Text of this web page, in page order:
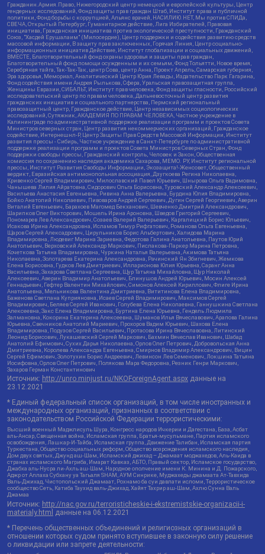
Гражданин.Армия.Право, Нижегородский центр немецкой и европейской культуры, Центр
гендерных исследований, Фонд защиты прав граждан Штаб, Институт права и публичной
политики, Фонд борьбы с коррупцией, Альянс врачей, НАСИЛИЮ.НЕТ, Мы против СПИДа,
СВЕЧА, Открытый Петербург, Гуманитарное действие, Лига Избирателей, Правовая
инициатива, Гражданская инициатива против экологической преступности, Гражданский
Союз, "Хасдей Ерушалаим" (Милосердие), Центр поддержки и содействия развитию средств
массовой информации, В защиту прав заключенных, Горячая Линия, Центр социально-
информационных инициатив Действие, Институт глобализации и социальных движений,
ВМЕСТЕ, Благотворительный фонд охраны здоровья и защиты прав граждан,
Благотворительный фонд помощи осужденным и их семьям, Фонд Тольятти, Новое время,
Серебряная тайга, Так-Так-Так, центр Сова, центр Анна, Проект Апрель, Самарская губерния,
Эра здоровья, Мемориал, Аналитический Центр Юрия Левады, Издательство Парк Гагарина,
Фонд содействия имени Андрея Рылькова, Сфера, Уральская правозащитная группа,
Женщины Евразии, СИБАЛЬТ, Институт прав человека, Фонд защиты гласности, Российский
исследовательский центр по правам человека, Дальневосточный центр развития
гражданских инициатив и социального партнерства, Пермский региональный
правозащитный центр, Гражданское действие, Центр независимых социологических
исследований, Сутяжник, АКАДЕМИЯ ПО ПРАВАМ ЧЕЛОВЕКА, Частное учреждение в
Калининграде по административной поддержке реализации программ и проектов Совета
Министров северных стран, Центр развития некоммерческих организаций, Гражданское
содействие, Интернешнл-Р, Центр Защиты Прав Средств Массовой Информации, Институт
развития прессы - Сибирь, Частное учреждение в Санкт-Петербурге по административной
поддержке реализации программ и проектов Совета Министров Северных Стран, Фонд
поддержки свободы прессы, Гражданский контроль, Человек и Закон, Общественная
комиссия по сохранению наследия академика Сахарова, МЕМО. РУ, Институт региональной
прессы, Институт Развития Свободы Информации, Экозащита!-Женсовет, Общественный
вердикт, Евразийская антимонопольная ассоциация, Дзугкоева Регина Николаевна,
Кривенко Сергей Владимирович, Милославский Павел Юрьевич, Шнырова Ольга Вадимовна,
Чанышева Лилия Айратовна, Сидорович Ольга Борисовна, Туровский Александр Алексеевич,
Васильева Анастасия Евгеньевна, Ривина Анна Валерьевна, Бурдина Юлия Владимировна,
Бойко Анатолий Николаевич, Пивоваров Андрей Сергеевич, Дугин Сергей Георгиевич, Аверин
Виталий Евгеньевич, Барахоев Магомед Бекханович, Шевченко Дмитрий Александрович,
Шарипков Олег Викторович, Мошель Ирина Ароновна, Шведов Григорий Сергеевич,
Пономарев Лев Александрович, Созаев Валерий Валерьевич, Каргалицкий Борис Юльевич,
Исакова Ирина Александровна, Исламов Тимур Рифгатович, Романова Ольга Евгеньевна,
Щаров Сергей Алексадрович, Цирульников Борис Альбертович, Халидова Марина
Владимировна, Людевиг Марина Зариевна, Федотова Галина Анатольевна, Паутов Юрий
Анатольевич, Верховский Александр Маркович, Пислакова-Паркер Марина Петровна,
Кочеткова Татьяна Владимировна, Чуркина Наталья Валерьевна, Акимова Татьяна
Николаевна, Золотарева Екатерина Александровна, Рачинский Ян Збигневич, Жемкова
Елена Борисовна, Гудков Лев Дмитриевич, Илларионова Юлия Юрьевна, Саранг Анна
Васильевна, Захарова Светлана Сергеевна, Щур Татьяна Михайловна, Щур Николай
Алексеевич, Аверин Владимир Анатольевич, Блинушов Андрей Юрьевич, Мосин Алексей
Геннадьевич, Гефтер Валентин Михайлович, Симонов Алексей Кириллович, Флиге Ирина
Анатольевна, Мельникова Валентина Дмитриевна, Вититинова Елена Владимировна,
Баженова Светлана Куприяновна, Исаев Сергей Владимирович, Максимов Сергей
Владимирович, Беляев Сергей Иванович, Голубева Елена Николаевна, Ганнушкина Светлана
Алексеевна, Закс Елена Владимировна, Буртина Елена Юрьевна, Гендель Людмила
Залмановна, Кокорина Екатерина Алексеевна, Шуманов Илья Вячеславович, Арапова Галина
Юрьевна, Свечников Анатолий Мариевич, Прохоров Вадим Юрьевич, Шахова Елена
Владимировна, Подузов Сергей Васильевич, Протасова Ирина Вячеславовна, Литинский
Леонид Борисович, Лукашевский Сергей Маркович, Бахмин Вячеслав Иванович, Шабад
Анатолий Ефимович, Сухих Дарья Николаевна, Орлов Олег Петрович, Добровольская Анна
Дмитриевна, Королева Александра Евгеньевна, Смирнов Владимир Александрович, Вицин
Сергей Ефимович, Золотухин Борис Андреевич, Левинсон Лев Семенович, Локшина Татьяна
Иосифовна, Орлов Олег Петрович, Полякова Мара Федоровна, Резник Генри Маркович,
Захаров Герман Константинович
Источник: http://unro.minjust.ru/NKOForeignAgent.aspx данные на
23.12.2021
* Единый федеральный список организаций, в том числе иностранных и
международных организаций, признанных в соответствии с
законодательством Российской Федерации террористическими:
Высший военный Маджлисуль Шура, Конгресс народов Ичкерии и Дагестана, База, Асбат
аль-Ансар, Священная война, Исламская группа, Братья-мусульмане, Партия исламского
освобождения, Лашкар-И-Тайба, Исламская группа, Движение Талибан, Исламская партия
Туркестана, Общество социальных реформ, Общество возрождения исламского наследия,
Дом двух святых, Джунд аш-Шам, Исламский джихад – Джамаат моджахедов, Аль-Каида в
странах исламского Магриба, Имарат Кавказ, АБТО, Правый сектор, Исламское государство,
Джабха аль-Нусра ли-Ахль аш-Шам, Народное ополчение имени К. Минина и Д. Пожарского,
Аджр от Аллаха Субхану уа Тагьаля SHAM, АУМ Синрике, Муджахеды джамаата Ат-Тавхида
Валь-Джихад, Чистопольский Джамаат, Рохнамо ба суи давлати исломи, Террористическое
сообщество Сеть, Катиба Таухид валь-Джихад, Хайят Тахрир аш-Шам, Ахлю Сунна Валь
Джамаа
Источник: http://nac.gov.ru/terroristicheskie-i-ekstremistskie-organizacii-i-
materialy.html
данные на 06.12.2021
* Перечень общественных объединений и религиозных организаций в
отношении которых судом принято вступившее в законную силу решение
о ликвидации или запрете деятельности: